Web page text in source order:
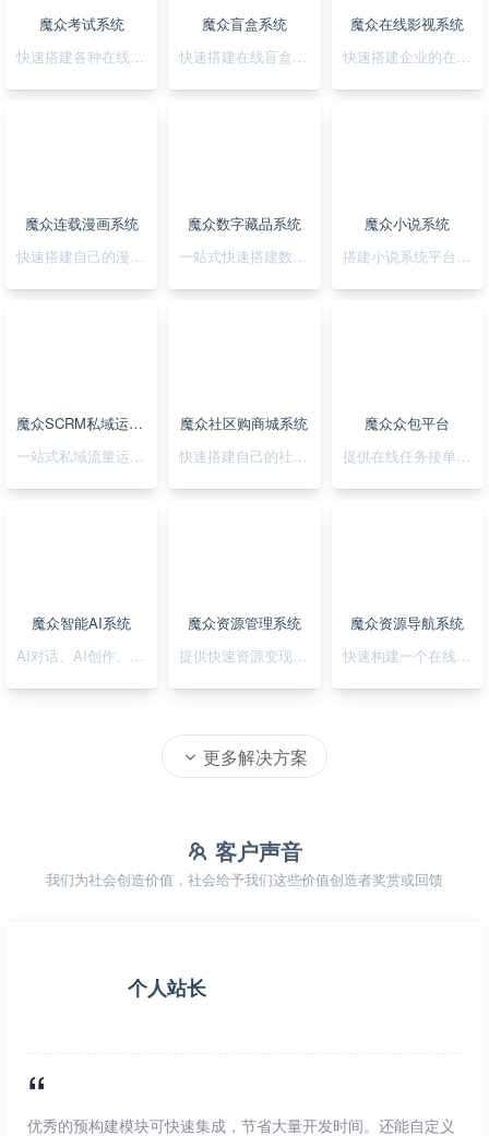
魔众考试系统
快速搭建各种在线考试系统
魔众盲盒系统
快速搭建在线盲盒系统
魔众在线影视系统
快速搭建企业的在线影视系统
魔众连载漫画系统
快速搭建自己的漫画连载系统
魔众数字藏品系统
一站式快速搭建数字藏品平台
魔众小说系统
搭建小说系统平台，正版小说渠道合作
魔众SCRM私域运营系统
一站式私域流量运营平台
魔众社区购商城系统
快速搭建自己的社区购物网站
魔众众包平台
提供在线任务接单平台系统
魔众智能AI系统
AI对话、AI创作、AI绘画
魔众资源管理系统
提供快速资源变现的在线系统
魔众资源导航系统
快速构建一个在线资源导航系统
更多解决方案
客户声音
我们为社会创造价值，社会给予我们这些价值创造者奖赏或回馈
个人站长
优秀的预构建模块可快速集成，节省大量开发时间。还能自定义